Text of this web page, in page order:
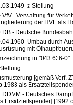
z-Stellung
VfV - Verwaltung für
der HVE als
DB - Deutsche
Umbau durch
mit
in "043 636-0"
[gemäß Verf.
1983 als
DDMM - Deutsches
Ersatzteilspender] [1992